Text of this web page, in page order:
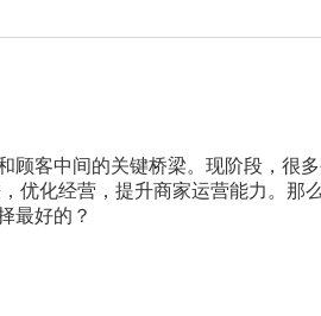
顾客中间的关键桥梁。现阶段，很
优化经营，提升商家运营能力。那
最好的？